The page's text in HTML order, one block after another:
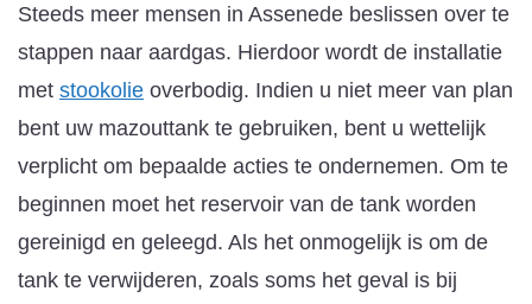
Steeds meer mensen in Assenede beslissen over te
stappen naar aardgas. Hierdoor wordt de installatie
met stookolie overbodig. Indien u niet meer van plan
bent uw mazouttank te gebruiken, bent u wettelijk
verplicht om bepaalde acties te ondernemen. Om te
beginnen moet het reservoir van de tank worden
gereinigd en geleegd. Als het onmogelijk is om de
tank te verwijderen, zoals soms het geval is bij